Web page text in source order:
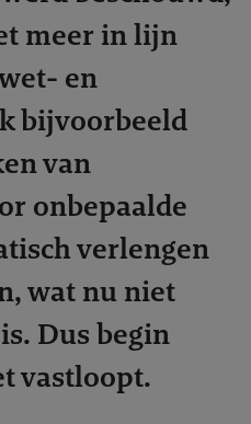
meer in lijn
en
bijvoorbeeld
van
onbepaalde
verlengen
wat nu niet
Dus begin
vastloopt.